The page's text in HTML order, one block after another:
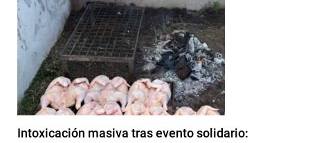
Intoxicación masiva tras evento solidario: